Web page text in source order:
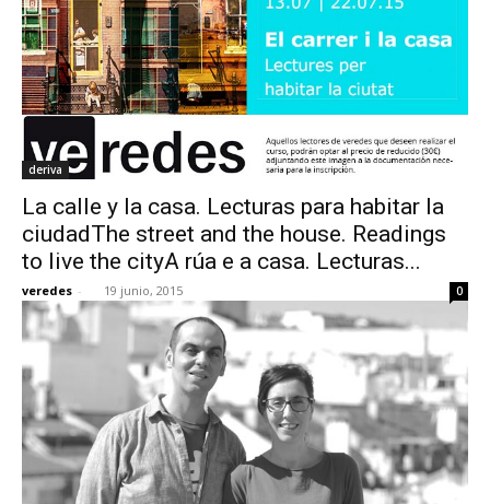
deriva
La calle y la casa. Lecturas para habitar la
ciudadThe street and the house. Readings
to live the cityA rúa e a casa. Lecturas...
veredes - 19 junio, 2015 0